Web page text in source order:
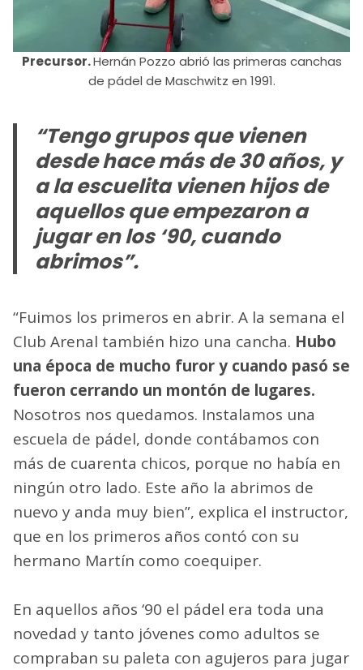
Precursor.Hernán Pozzo abrió las primeras canchas
de pádel de Maschwitz en 1991.
“Tengo grupos que vienen
desde hace más de 30 años, y
a la escuelita vienen hijos de
aquellos que empezaron a
jugar en los ‘90, cuando
abrimos”.
“Fuimos los primeros en abrir. A la semana el
Club Arenal también hizo una cancha. Hubo
una época de mucho furor y cuando pasó se
fueron cerrando un montón de lugares.
Nosotros nos quedamos. Instalamos una
escuela de pádel, donde contábamos con
más de cuarenta chicos, porque no había en
ningún otro lado. Este año la abrimos de
nuevo y anda muy bien”, explica el instructor,
que en los primeros años contó con su
hermano Martín como coequiper.
En aquellos años ‘90 el pádel era toda una
novedad y tanto jóvenes como adultos se
compraban su paleta con agujeros para jugar